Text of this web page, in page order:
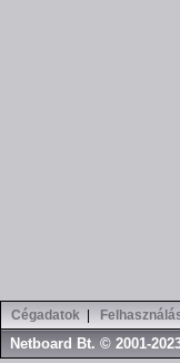
Cégadatok
Netboard Bt. © 2001-